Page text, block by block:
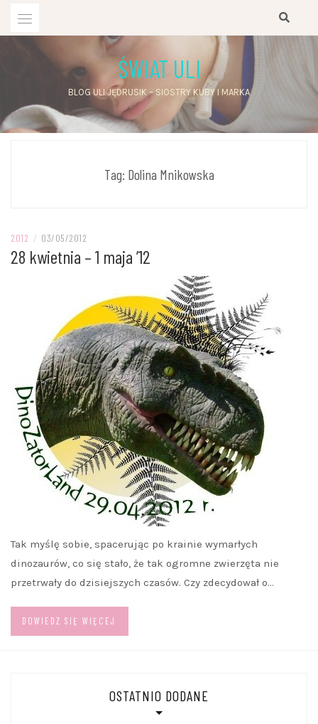
ŚWIAT ULI
BLOG ULI JĘDRUSIK – SIOSTRY KUBY I MARKA
Tag: Dolina Mnikowska
2012 / 03/05/2012
28 kwietnia – 1 maja ’12
Tak myślę sobie, spacerując po krainie wymarłych
dinozaurów, co się stało, że tak ogromne zwierzęta nie
przetrwały do dzisiejszych czasów. Czy zdecydował o…
DOWIEDZ SIĘ WIĘCEJ
OSTATNIO DODANE